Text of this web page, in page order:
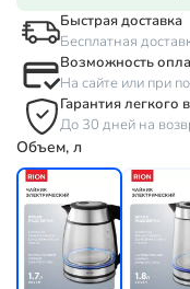
Быстрая доставка
Бесплатная
Возможность
На сайте или при
Гарантия легкого
До 30 дней на
Объем, л